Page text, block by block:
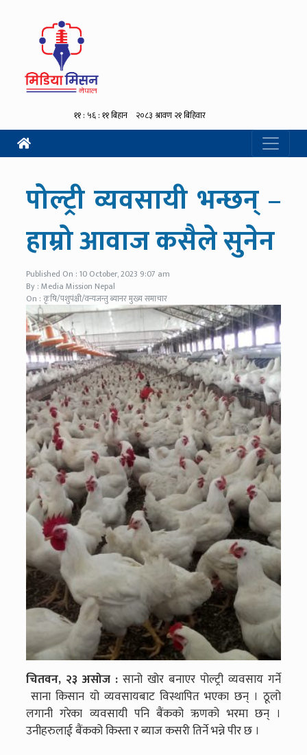
पोल्ट्री व्यवसायी भन्छन् –
हाम्रो आवाज कसैले सुनेन
Published On : 10 October, 2023 9:07 am
By : Media Mission Nepal
On : कृषि/पशुपंक्षी/वन्यजन्तु ब्यानर मुख्य समाचार
चितवन, २३ असोज : सानो खोर बनाएर पोल्ट्री व्यवसाय गर्ने
साना किसान यो व्यवसायबाट विस्थापित भएका छन् । ठूलो
लगानी गरेका व्यवसायी पनि बैंकको ऋणको भरमा छन् ।
उनीहरुलाई बैंकको किस्ता र ब्याज कसरी तिर्ने भन्ने पीर छ ।